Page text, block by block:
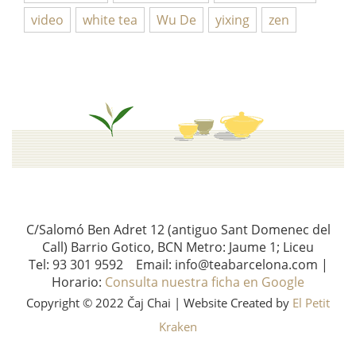
video
white tea Wu De yixing zen
C/Salomó Ben Adret 12 (antiguo Sant Domenec del
Call) Barrio Gotico, BCN Metro: Jaume 1; Liceu
Tel: 93 301 9592 Email: info@teabarcelona.com |
Horario: Consulta nuestra ficha en Google
Copyright © 2022 Čaj Chai | Website Created by El Petit
Kraken